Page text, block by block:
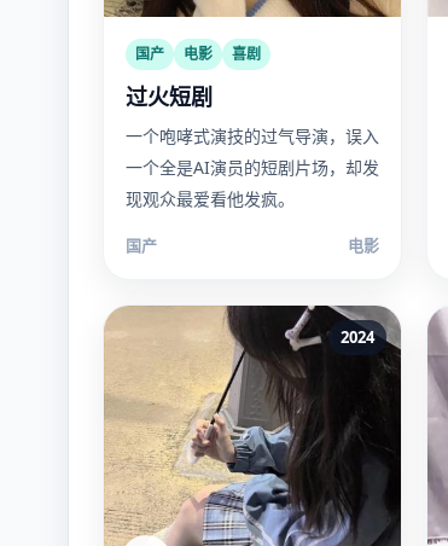
国产 电影 喜剧
过火短剧
一个咆哮式演技的过气导演，误入
一个全是AI演员的短剧片场，却发
现观众最爱看他发疯。
国产 电影
2024